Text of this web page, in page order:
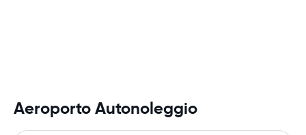
Aeroporto Autonoleggio